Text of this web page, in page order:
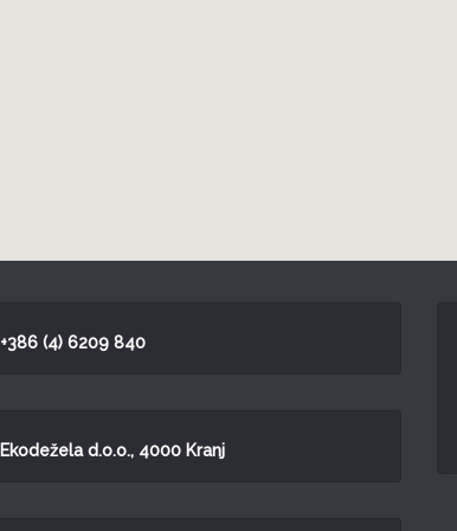
+386 (4) 6209 840
Ekodežela d.o.o., 4000 Kranj